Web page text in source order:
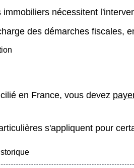
nécessitent
des démarches fiscales,
en France, vous devez
s'appliquent pour